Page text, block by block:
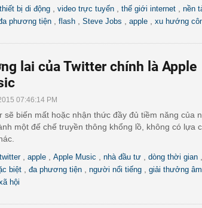
thiết bị di động video trực tuyến thế giới internet
nền
phương tiện flash Steve Jobs apple xu hướng
lai của Twitter chính là Apple
07:46:14 PM
sẽ biến mất hoặc nhận thức đầy đủ tiềm năng của
một đế chế truyền thông khổng lồ, không có lựa
twitter, apple Apple Music nhà đầu tư dòng thời gian
biệt
đa phương tiện người nổi tiếng giải thưởng
hội